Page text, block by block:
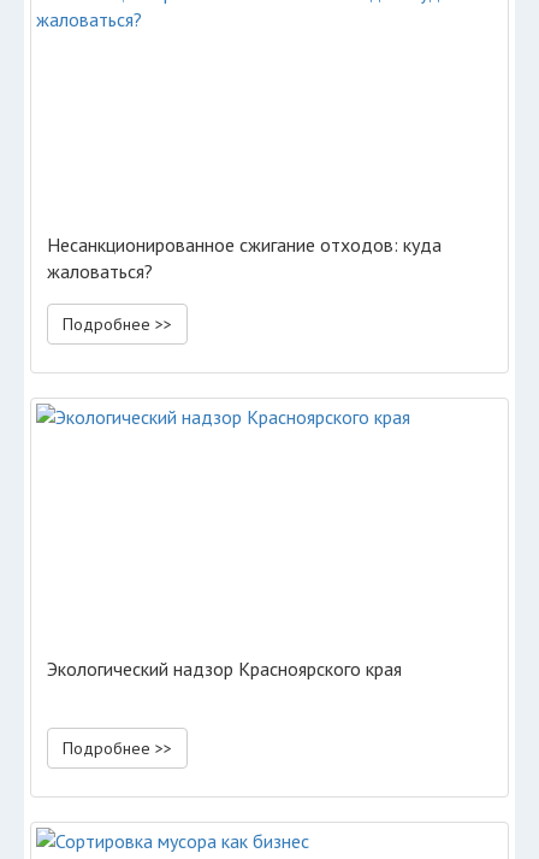
Несанкционированное сжигание отходов: куда
жаловаться?
Подробнее >>
Экологический надзор Красноярского края
Подробнее >>